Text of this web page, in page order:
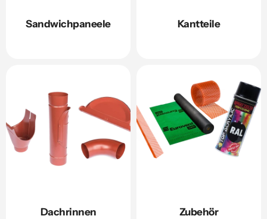
Sandwichpaneele Kantteile
Dachrinnen Zubehör